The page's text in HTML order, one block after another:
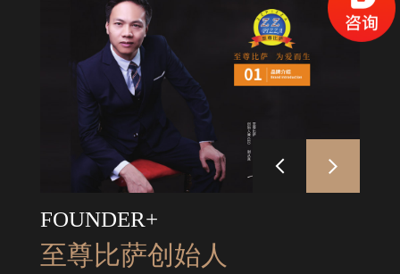
FOUNDER+
至尊比萨创始人